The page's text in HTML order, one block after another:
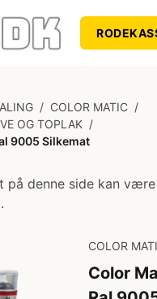
/ COLOR MATIC /
OG TOPLAK /
9005 Silkemat
på denne side kan
COLOR
Color